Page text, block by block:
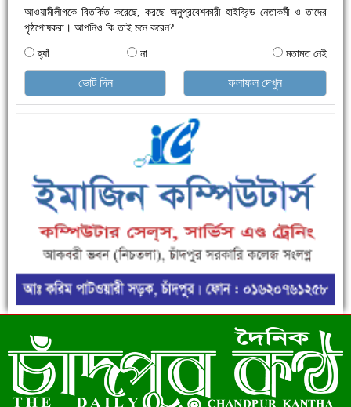
ফরিদগঞ্জে ড্রেন ও সড়ক নির্মাণে ধীরগতি জনদুর্ভোগ চরমে
আওয়ামীলীগকে বিতর্কিত করেছে, করছে অনুপ্রবেশকারী হাইব্রিড নেতাকর্মী ও তাদের
পৃষ্ঠপোষকরা। আপনিও কি তাই মনে করেন?
হ্যাঁ না মতামত নেই
ভোট দিন ফলাফল দেখুন